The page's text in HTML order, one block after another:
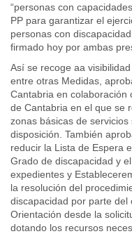
“personas con
PP para garantizar el
personas con
firmado hoy por ambas
Así se recoge aa
entre otras Medidas,
Cantabria en colaboración
de Cantabria en el que se
zonas básicas de
disposición. También
reducir la Lista de Espera
Grado de discapacidad y
expedientes y
la resolución del
discapacidad por parte del
Orientación desde la
dotando los recursos